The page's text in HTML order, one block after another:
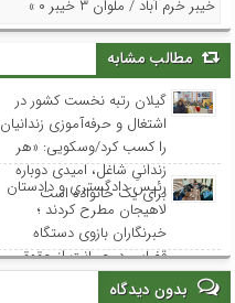
خیبر خرم آباد / ملوان ۳ خیبر ۰ »
مطالب مشابه
گیلان رتبه نخست کشور در
اشتغال و حرفه‌آموزی زندانیان
را کسب کرد/وسکویی: «هر
زندانیِ شاغل، امیدی دوباره
برای یک خانواده است
رئیس دادگستری و دادستان
لاهیجان مطرح کردند ؛
خبرنگاران بازوی دستگاه
قضایی در صیانت از حقوق
عامه هستند
بدون دیدگاه